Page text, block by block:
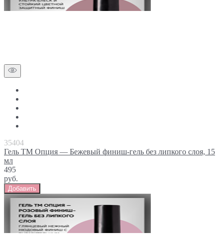
35404
Гель ТМ Опция — Бежевый финиш-гель без липкого слоя, 15
мл
495
руб.
Добавить